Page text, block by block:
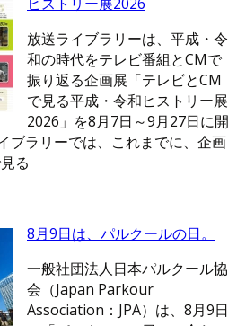
放送ライブラリーは、平成・令
和の時代をテレビ番組とCMで
振り返る企画展「テレビとCM
で見る平成・令和ヒストリー展
2026」を8月7日～9月27日に開
ブラリーでは、これまでに、企画
る
8月9日は、パルクールの日。
一般社団法人日本パルクール協
会（Japan Parkour
Association：JPA）は、8月9日